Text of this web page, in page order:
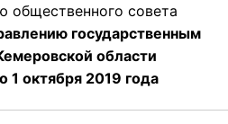
общественного совета
государственным
области
1 октября 2019 года